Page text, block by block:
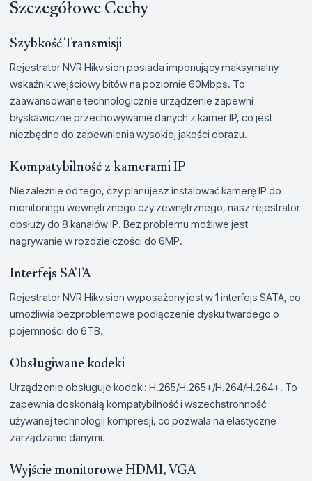
Szczegółowe Cechy
Szybkość Transmisji
Rejestrator NVR Hikvision posiada imponujący maksymalny
wskaźnik wejściowy bitów na poziomie 60Mbps. To
zaawansowane technologicznie urządzenie zapewni
błyskawiczne przechowywanie danych z kamer IP, co jest
niezbędne do zapewnienia wysokiej jakości obrazu.
Kompatybilność z kamerami IP
Niezależnie od tego, czy planujesz instalować kamerę IP do
monitoringu wewnętrznego czy zewnętrznego, nasz rejestrator
obsłuży do 8 kanałów IP. Bez problemu możliwe jest
nagrywanie w rozdzielczości do 6MP.
Interfejs SATA
Rejestrator NVR Hikvision wyposażony jest w 1 interfejs SATA, co
umożliwia bezproblemowe podłączenie dysku twardego o
pojemności do 6TB.
Obsługiwane kodeki
Urządzenie obsługuje kodeki: H.265/H.265+/H.264/H.264+. To
zapewnia doskonałą kompatybilność i wszechstronność
używanej technologii kompresji, co pozwala na elastyczne
zarządzanie danymi.
Wyjście monitorowe HDMI, VGA